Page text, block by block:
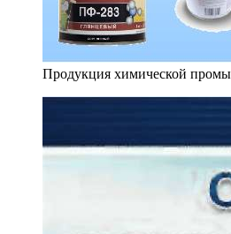
Продукция химической